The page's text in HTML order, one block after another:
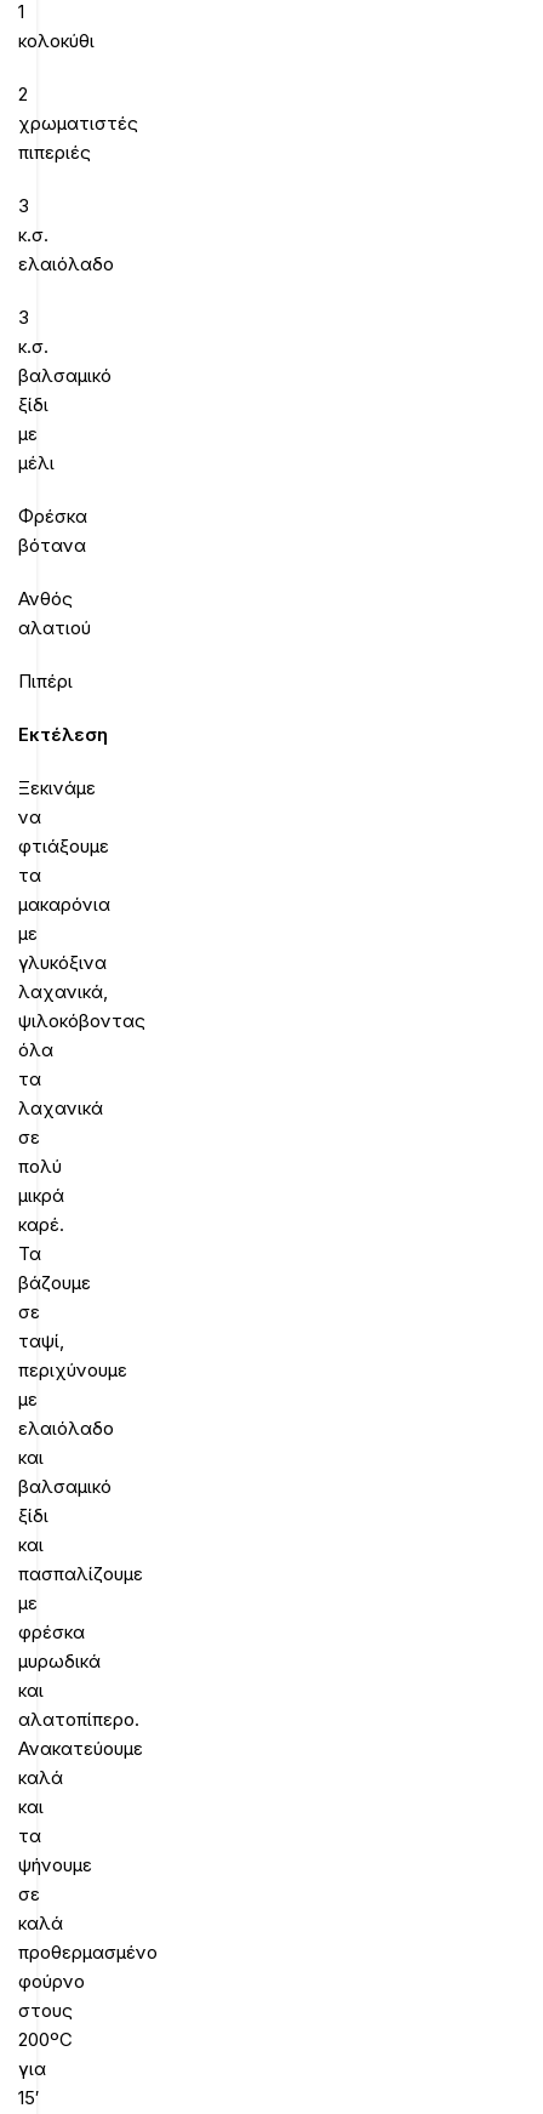
1
κολοκύθι
2
χρωματιστές
πιπεριές
3
κ.σ.
ελαιόλαδο
3
κ.σ.
βαλσαμικό
ξίδι
με
μέλι
Φρέσκα
βότανα
Ανθός
αλατιού
Πιπέρι
Εκτέλεση
Ξεκινάμε
να
φτιάξουμε
τα
μακαρόνια
με
γλυκόξινα
λαχανικά,
ψιλοκόβοντας
όλα
τα
λαχανικά
σε
πολύ
μικρά
καρέ.
Τα
βάζουμε
σε
ταψί,
περιχύνουμε
με
ελαιόλαδο
και
βαλσαμικό
ξίδι
και
πασπαλίζουμε
με
φρέσκα
μυρωδικά
και
αλατοπίπερο.
Ανακατεύουμε
καλά
και
τα
ψήνουμε
σε
καλά
προθερμασμένο
φούρνο
στους
200ºC
για
15′